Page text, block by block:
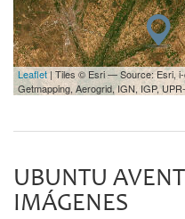
Leaflet| Tiles © Esri — Source: Esri, i-
Getmapping, Aerogrid, IGN, IGP,
UBUNTU
IMÁGENES